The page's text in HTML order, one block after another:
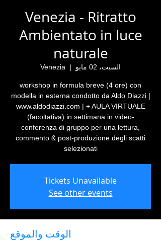
Venezia - Ritratto
Ambientato in luce
naturale
السبت، 02 مايو
  |
Venezia
workshop in formula breve (4 ore) con
modella in esterna condotto da Aldo Diazzi |
www.aldodiazzi.com | + AULA VIRTUALE
(facoltativa) in settimana in video-
conferenza di gruppo per una lettura,
commento & post-produzione degli scatti
selezionati
Tickets Unavailable
See other events
الوقت والموقع